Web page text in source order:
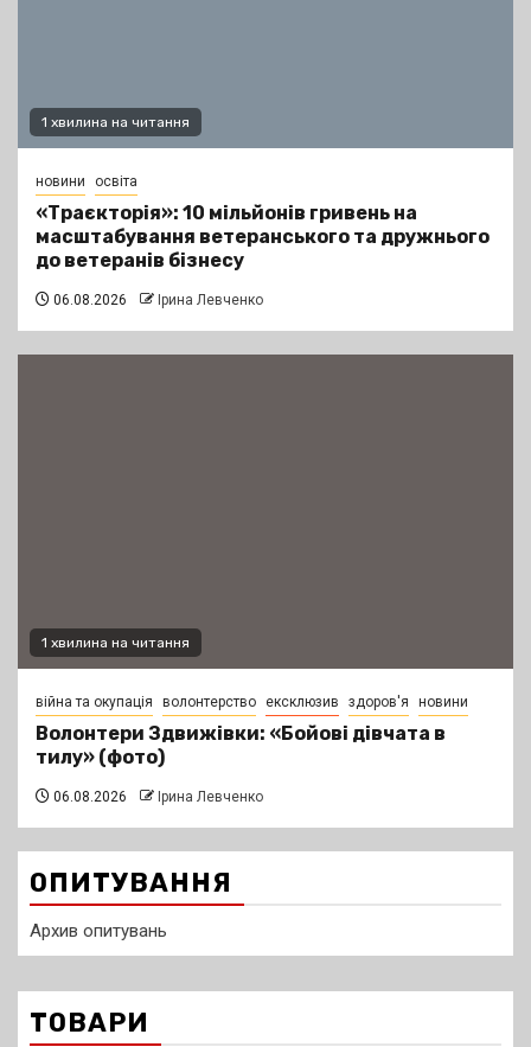
1 хвилина на читання
новини освіта
«Траєкторія»: 10 мільйонів гривень на
масштабування ветеранського та дружнього
до ветеранів бізнесу
06.08.2026 Ірина Левченко
1 хвилина на читання
війна та окупація волонтерство ексклюзив здоров'я новини
Волонтери Здвижівки: «Бойові дівчата в
тилу» (фото)
06.08.2026 Ірина Левченко
ОПИТУВАННЯ
Архив опитувань
ТОВАРИ